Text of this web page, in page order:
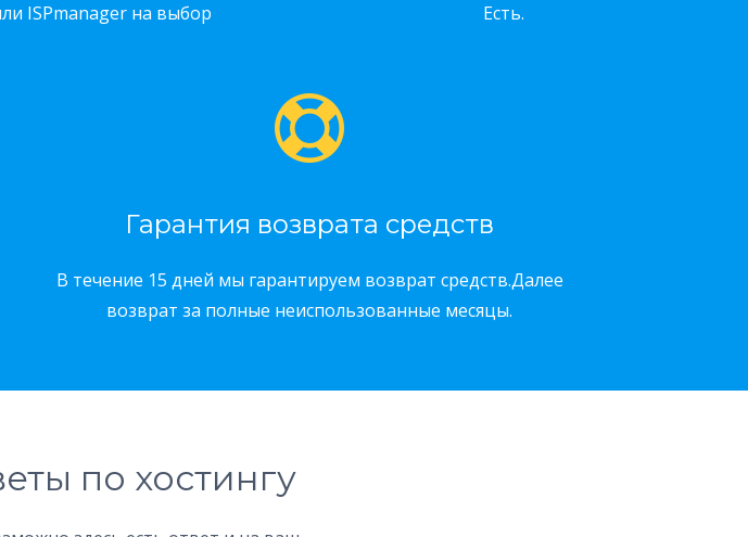
ISPmanager на выбор Есть.
Гарантия возврата средств
В течение 15 дней мы гарантируем возврат средств.Далее
возврат за полные неиспользованные месяцы.
по хостингу